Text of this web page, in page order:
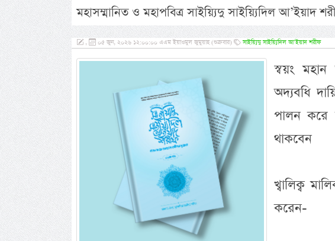
মহাসম্মানিত ও মহাপবিত্র সাইয়্যিদু সাইয়্যিদিল
, ০৫ জুন, ২০২৬ ১২:০০:০০ এএম ইয়াওমুল জুমুয়াহ (শুক্রবার) সাইয়্যিদু সাইয়্যিদিল আ’ইয়াদ শরীফ
স্বয়ং
অদ্যবধি
পালন করে
থাকবেন
খ্বালিক্ব
করেন-